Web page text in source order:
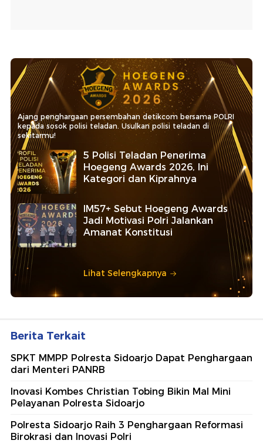
Ajang penghargaan persembahan detikcom bersama POLRI
kepada sosok polisi teladan. Usulkan polisi teladan di
sekitarmu!
5 Polisi Teladan Penerima
Hoegeng Awards 2026, Ini
Kategori dan Kiprahnya
IM57+ Sebut Hoegeng Awards
Jadi Motivasi Polri Jalankan
Amanat Konstitusi
Lihat Selengkapnya
Berita Terkait
SPKT MMPP Polresta Sidoarjo Dapat Penghargaan
dari Menteri PANRB
Inovasi Kombes Christian Tobing Bikin Mal Mini
Pelayanan Polresta Sidoarjo
Polresta Sidoarjo Raih 3 Penghargaan Reformasi
Birokrasi dan Inovasi Polri